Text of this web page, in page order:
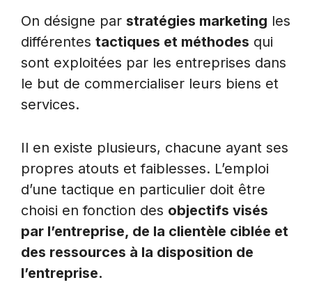
On désigne par stratégies marketing les
différentes tactiques et méthodes qui
sont exploitées par les entreprises dans
le but de commercialiser leurs biens et
services.
Il en existe plusieurs, chacune ayant ses
propres atouts et faiblesses. L’emploi
d’une tactique en particulier doit être
choisi en fonction des objectifs visés
par l’entreprise, de la clientèle ciblée et
des ressources à la disposition de
l’entreprise.